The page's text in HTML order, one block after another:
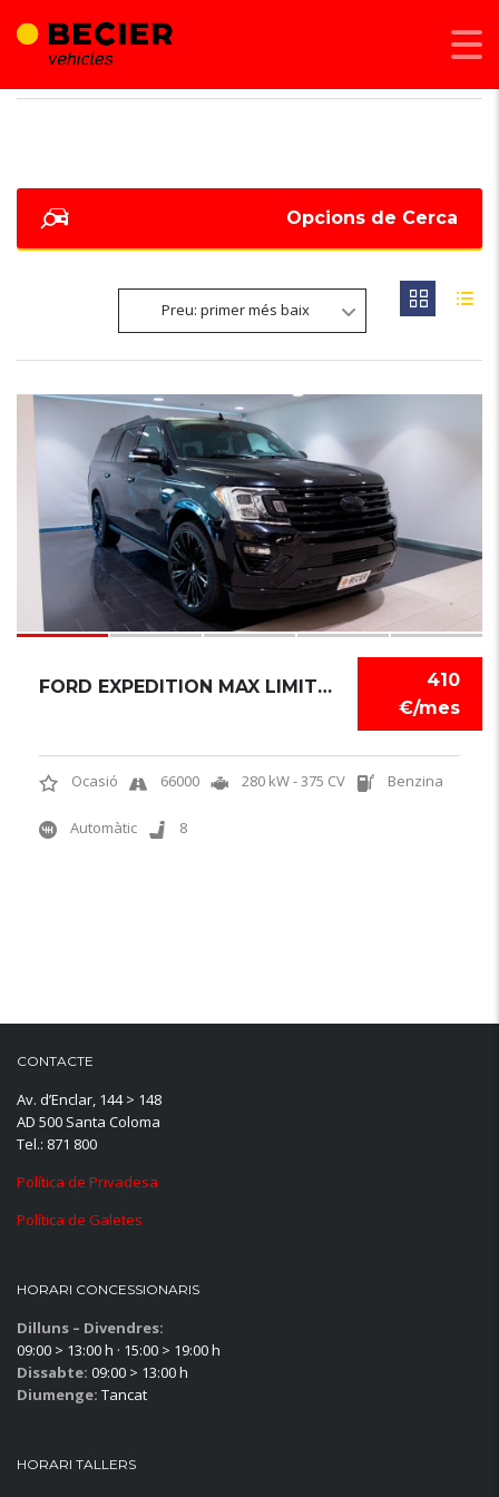
Opcions de Cerca
Preu: primer més baix
OCASIÓ
410
€/mes
FORD EXPEDITION MAX LIMITED 2021
Ocasió 66000 280 kW - 375 CV Benzina
Automàtic 8
CONTACTE
Av. d’Enclar, 144 > 148
AD 500 Santa Coloma
Tel.: 871 800
Política de Privadesa
Política de Galetes
HORARI CONCESSIONARIS
Dilluns – Divendres:
09:00 > 13:00 h · 15:00 > 19:00 h
Dissabte: 09:00 > 13:00 h
Diumenge: Tancat
HORARI TALLERS